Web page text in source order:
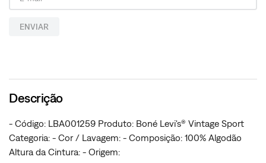
ENVIAR
Descrição
- Código: LBA001259 Produto: Boné Levi's® Vintage Sport
Categoria: - Cor / Lavagem: - Composição: 100% Algodão
Altura da Cintura: - Origem: